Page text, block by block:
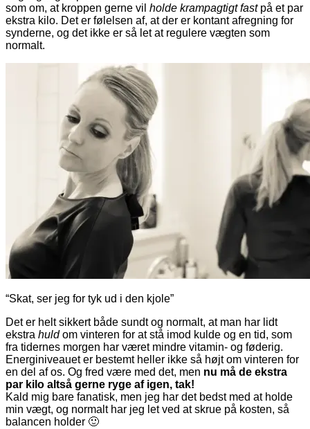
som om, at kroppen gerne vil holde krampagtigt fast på et par
ekstra kilo. Det er følelsen af, at der er kontant afregning for
synderne, og det ikke er så let at regulere vægten som
normalt.
“Skat, ser jeg for tyk ud i den kjole”
Det er helt sikkert både sundt og normalt, at man har lidt
ekstra huldom vinteren for at stå imod kulde og en tid, som
fra tidernes morgen har været mindre vitamin- og føderig.
Energiniveauet er bestemt heller ikke så højt om vinteren for
en del af os. Og fred være med det, men nu må de ekstra
par kilo altså gerne ryge af igen, tak!
Kald mig bare fanatisk, men jeg har det bedst med at holde
min vægt, og normalt har jeg let ved at skrue på kosten, så
balancen holder 🙂